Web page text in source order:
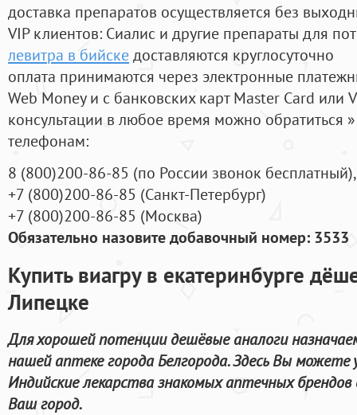
доставка препаратов осуществляется без
VIP клиентов: Сиалис и другие препараты для
левитра в бийскедоставляются круглосуточно
оплата принимаются через электронные
Web Money и с банковских карт Master Card или
консультации в любое время можно обратиться
телефонам:
8 (800)200-86-85 (по России звонок бесплатный),
+7 (800)200-86-85 (Санкт-Петербург)
+7 (800)200-86-85 (Москва)
Обязательно назовите добавочный номер: 3533
Купить виагру в екатеринбурге
Липецке
Для хорошей потенции дешёвые аналоги
нашей аптеке города Белгорода. Здесь Вы
Индийские лекарства знакомых аптечных
Ваш город.